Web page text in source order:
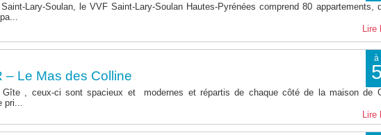
Lary-Soulan, le VVF Saint-Lary-Soulan Hautes-Pyrénées comprend 80 appartements,
Lire
à
– Le Mas des Colline
, ceux-ci sont spacieux et modernes et répartis de chaque côté de la maison de
Lire